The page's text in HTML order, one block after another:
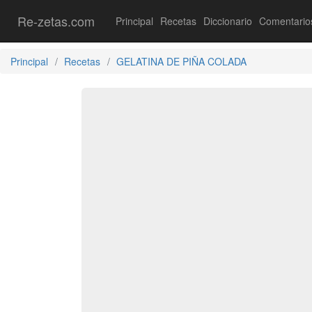
Re-zetas.com Principal Recetas Diccionario
Principal Recetas GELATINA DE PIÑA COLADA